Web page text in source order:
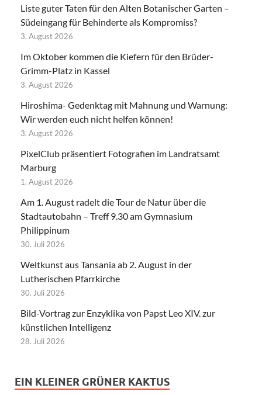
Liste guter Taten für den Alten Botanischer Garten –
Südeingang für Behinderte als Kompromiss?
3. August 2026
Im Oktober kommen die Kiefern für den Brüder-
Grimm-Platz in Kassel
3. August 2026
Hiroshima- Gedenktag mit Mahnung und Warnung:
Wir werden euch nicht helfen können!
3. August 2026
PixelClub präsentiert Fotografien im Landratsamt
Marburg
1. August 2026
Am 1. August radelt die Tour de Natur über die
Stadtautobahn – Treff 9.30 am Gymnasium
Philippinum
30. Juli 2026
Weltkunst aus Tansania ab 2. August in der
Lutherischen Pfarrkirche
30. Juli 2026
Bild-Vortrag zur Enzyklika von Papst Leo XIV. zur
künstlichen Intelligenz
28. Juli 2026
EIN KLEINER GRÜNER KAKTUS